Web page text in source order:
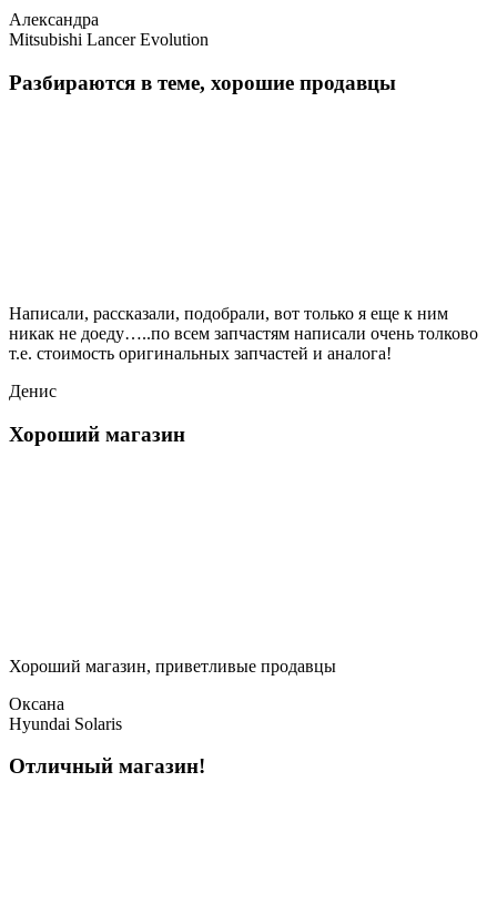
Александра
Mitsubishi Lancer Evolution
Разбираются в теме, хорошие продавцы
Написали, рассказали, подобрали, вот только я еще к ним
никак не доеду…..по всем запчастям написали очень толково
т.е. стоимость оригинальных запчастей и аналога!
Денис
Хороший магазин
Хороший магазин, приветливые продавцы
Оксана
Hyundai Solaris
Отличный магазин!